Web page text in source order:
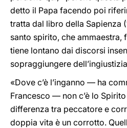
detto il Papa facendo poi
tratta dal libro della Sapienza
santo spirito, che ammaestra,
tiene lontano dai discorsi
sopraggiungere
«Dove c’è l’inganno — ha
Francesco — non c’è lo
differenza tra peccatore e
doppia vita è un corrotto.